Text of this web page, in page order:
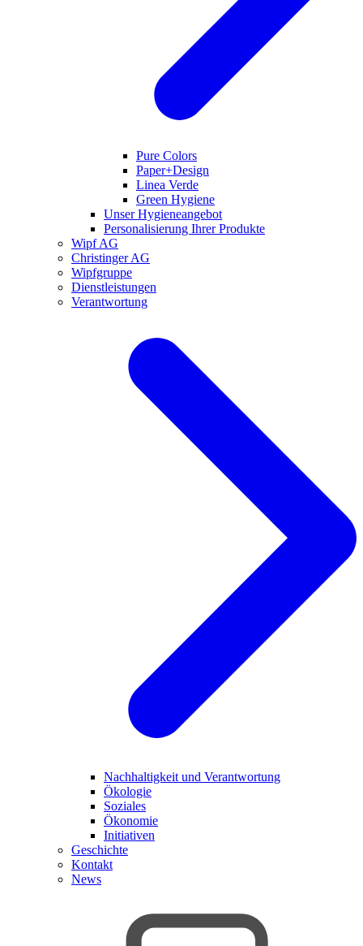
Pure Colors
Paper+Design
Linea Verde
Green Hygiene
Unser Hygieneangebot
Personalisierung Ihrer Produkte
Wipf AG
Christinger AG
Wipfgruppe
Dienstleistungen
Verantwortung
Nachhaltigkeit und Verantwortung
Ökologie
Soziales
Ökonomie
Initiativen
Geschichte
Kontakt
News